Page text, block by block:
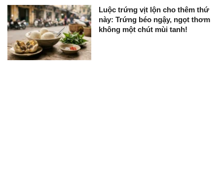
Luộc trứng vịt lộn cho thêm thứ
này: Trứng béo ngậy, ngọt thơm
không một chút mùi tanh!